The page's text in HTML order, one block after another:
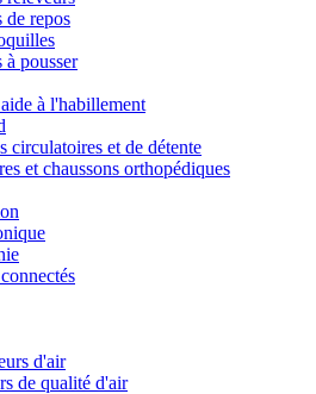
de repos
à pousser
à l'habillement
circulatoires et de détente
et chaussons orthopédiques
d'air
de qualité d'air